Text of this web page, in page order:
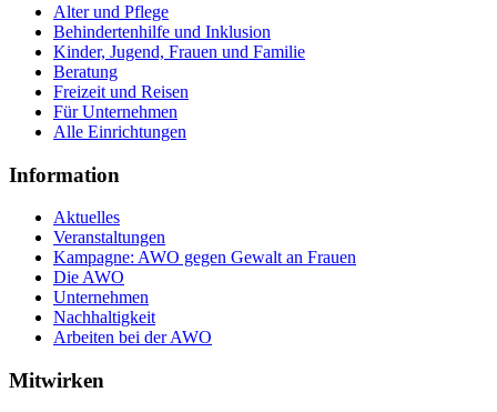
Alter und Pflege
Behindertenhilfe und Inklusion
Kinder, Jugend, Frauen und Familie
Beratung
Freizeit und Reisen
Für Unternehmen
Alle Einrichtungen
Information
Aktuelles
Veranstaltungen
Kampagne: AWO gegen Gewalt an Frauen
Die AWO
Unternehmen
Nachhaltigkeit
Arbeiten bei der AWO
Mitwirken